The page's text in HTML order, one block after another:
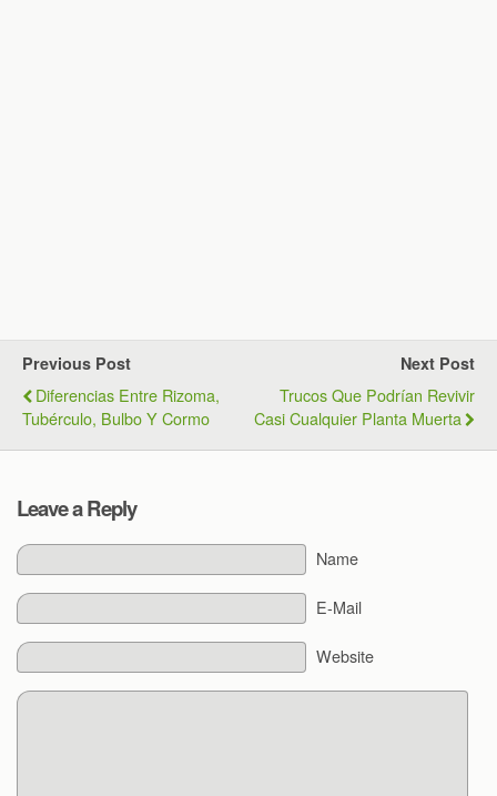
Previous Post
Diferencias Entre Rizoma,
Tubérculo, Bulbo Y Cormo
Next Post
Trucos Que Podrían Revivir
Casi Cualquier Planta Muerta
Leave a Reply
Name
E-Mail
Website